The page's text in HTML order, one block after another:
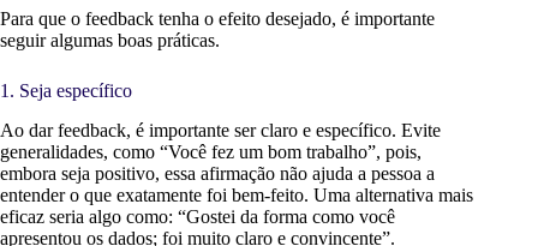
Para que o feedback tenha o efeito desejado, é importante
seguir algumas boas práticas.
1. Seja específico
Ao dar feedback, é importante ser claro e específico. Evite
generalidades, como “Você fez um bom trabalho”, pois,
embora seja positivo, essa afirmação não ajuda a pessoa a
entender o que exatamente foi bem-feito. Uma alternativa mais
eficaz seria algo como: “Gostei da forma como você
apresentou os dados; foi muito claro e convincente”.